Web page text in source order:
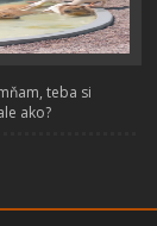
teba si
ako?